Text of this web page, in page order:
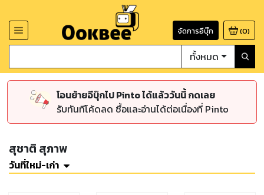
จัดการอีบุ๊ก (0)
ทั้งหมด
โอนย้ายอีบุ๊กไป Pinto ได้แล้ววันนี้ กดเลย
รับทันทีโค้ดลด ซื้อและอ่านได้ต่อเนื่องที่ Pinto
สุชาติ สุภาพ
วันที่ใหม่-เก่า